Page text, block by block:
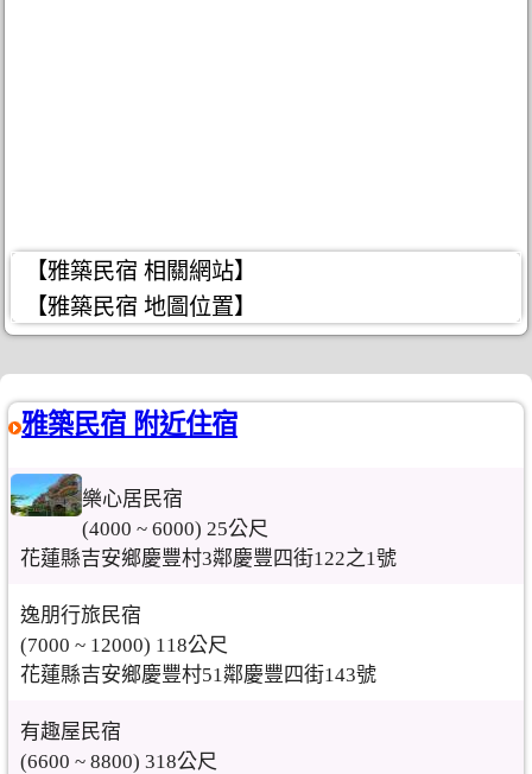
【雅築民宿 相關網站】
【雅築民宿 地圖位置】
雅築民宿 附近住宿
樂心居民宿
(4000 ~ 6000) 25公尺
花蓮縣吉安鄉慶豐村3鄰慶豐四街122之1號
逸朋行旅民宿
(7000 ~ 12000) 118公尺
花蓮縣吉安鄉慶豐村51鄰慶豐四街143號
有趣屋民宿
(6600 ~ 8800) 318公尺